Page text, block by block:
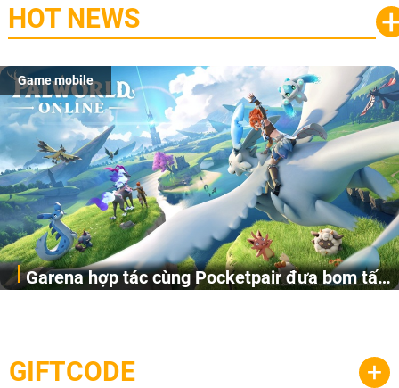
HOT NEWS
Game mobile
Garena hợp tác cùng Pocketpair đưa bom tấn
cầu, theo giấy phép chính thức từ công ty game Nhật Bản
Pocketpair, Inc.
GIFTCODE +